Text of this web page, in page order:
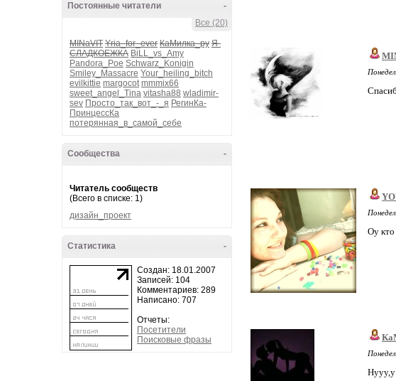
-
Постоянные читатели
Все (20)
MINaVIT Yria_for_ever КаМилка_ру Я-
СЛАДКОЕЖКА BiLL_vs_Amy
Pandora_Poe Schwarz_Konigin
Smiley_Massacre Your_heiling_bitch
evilkittie margocot mmmix66
sweet_angel_Tina vitasha88 wladimir-
sev Просто_так_вот_-_я РегинКа-
ПринцессКа
потерянная_в_самой_себе
-
Сообщества
Читатель сообществ
(Всего в списке: 1)
дизайн_проект
-
Статистика
Создан: 18.01.2007
Записей: 104
Комментариев: 289
Написано: 707
Отчеты:
Посетители
Поисковые фразы
Оу кто
Нууу,у